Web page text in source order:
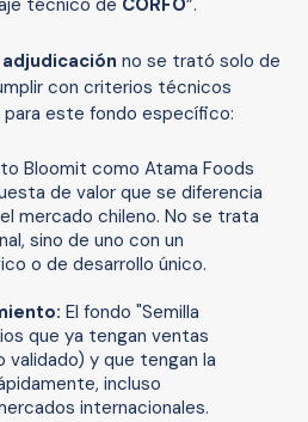
técnico de CORFO”.
no se trató solo de
con criterios técnicos
este fondo específico:
Bloomit como Atama Foods
de valor que se diferencia
mercado chileno. No se trata
sino de uno con un
o de desarrollo único.
El fondo "Semilla
que ya tengan ventas
validado) y que tengan la
incluso
internacionales.